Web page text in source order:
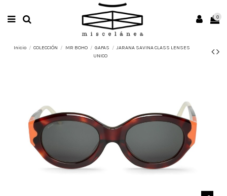
0
Inicio COLECCIÓN MR BOHO GAFAS
JARANA SAVINA CLASS LENSES
UNICO